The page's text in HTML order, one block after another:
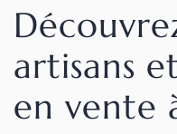
artisans
en vente